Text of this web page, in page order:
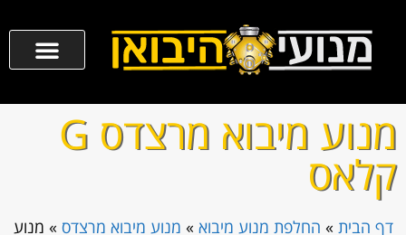
מנוע מיבוא מרצדס G
קלאס
דף הבית » החלפת מנוע מיבוא » מנוע מיבוא מרצדס » מנוע